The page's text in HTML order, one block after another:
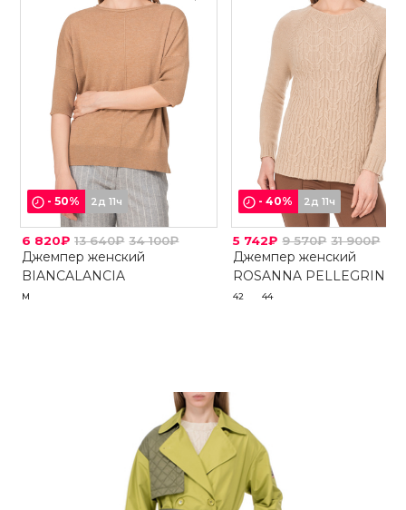
-50% 2д 11ч
6 820₽ 13 640₽ 34 100₽
Джемпер женский
BIANCALANCIA
M
-40% 2д 11ч
5 742₽ 9 570₽ 31 900₽
Джемпер женский
ROSANNA PELLEGRINI
42 44